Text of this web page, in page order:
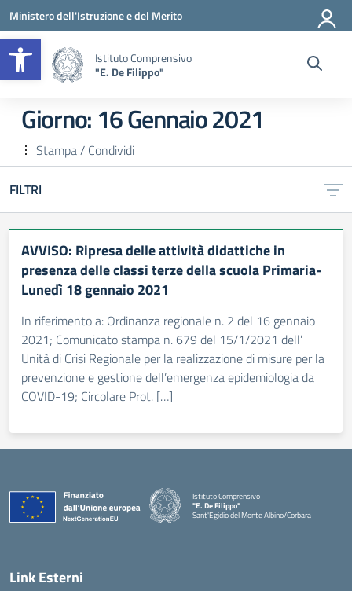
Apri la barra degli strumenti
Vai ai contenuti
Vai al menu di navigazione
Vai al footer
Ministero dell'Istruzione e del Merito
Istituto Comprensivo
"E. De Filippo"
Giorno: 16 Gennaio 2021
Stampa / Condividi
FILTRI
AVVISO: Ripresa delle attività didattiche in
presenza delle classi terze della scuola Primaria-
Lunedì 18 gennaio 2021
In riferimento a: Ordinanza regionale n. 2 del 16 gennaio
2021; Comunicato stampa n. 679 del 15/1/2021 dell’
Unità di Crisi Regionale per la realizzazione di misure per la
prevenzione e gestione dell’emergenza epidemiologia da
COVID-19; Circolare Prot. […]
Istituto Comprensivo
"E. De Filippo"
Sant'Egidio del Monte Albino/Corbara
Link Esterni